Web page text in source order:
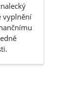
vyplnění